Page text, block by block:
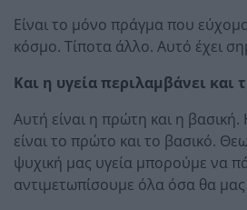
Είναι το μόνο πράγμα που
κόσμο. Τίποτα άλλο. Αυτό έχει
Και η υγεία περιλαμβάνει και
Αυτή είναι η πρώτη και η
είναι το πρώτο και το βασικό.
ψυχική μας υγεία μπορούμε να
αντιμετωπίσουμε όλα όσα θα